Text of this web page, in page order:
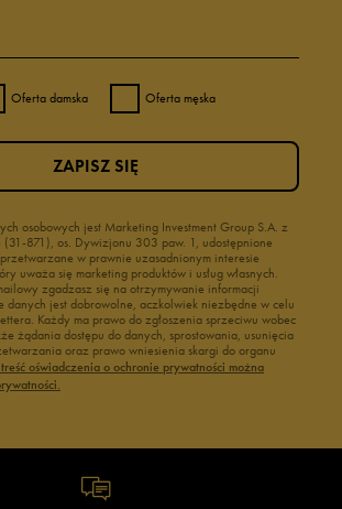
Oferta damska Oferta męska
osobowych jest Marketing Investment Group S.A. z
871), os. Dywizjonu 303 paw. 1, udostępnione
w prawnie uzasadnionym interesie
uważa się marketing produktów i usług własnych.
zgadzasz się na otrzymywanie informacji
danych jest dobrowolne, aczkolwiek niezbędne w celu
Każdy ma prawo do zgłoszenia sprzeciwu wobec
żądania dostępu do danych, sprostowania, usunięcia
oraz prawo wniesienia skargi do organu
treść oświadczenia o ochronie prywatności można
ZAPISZ SIĘ